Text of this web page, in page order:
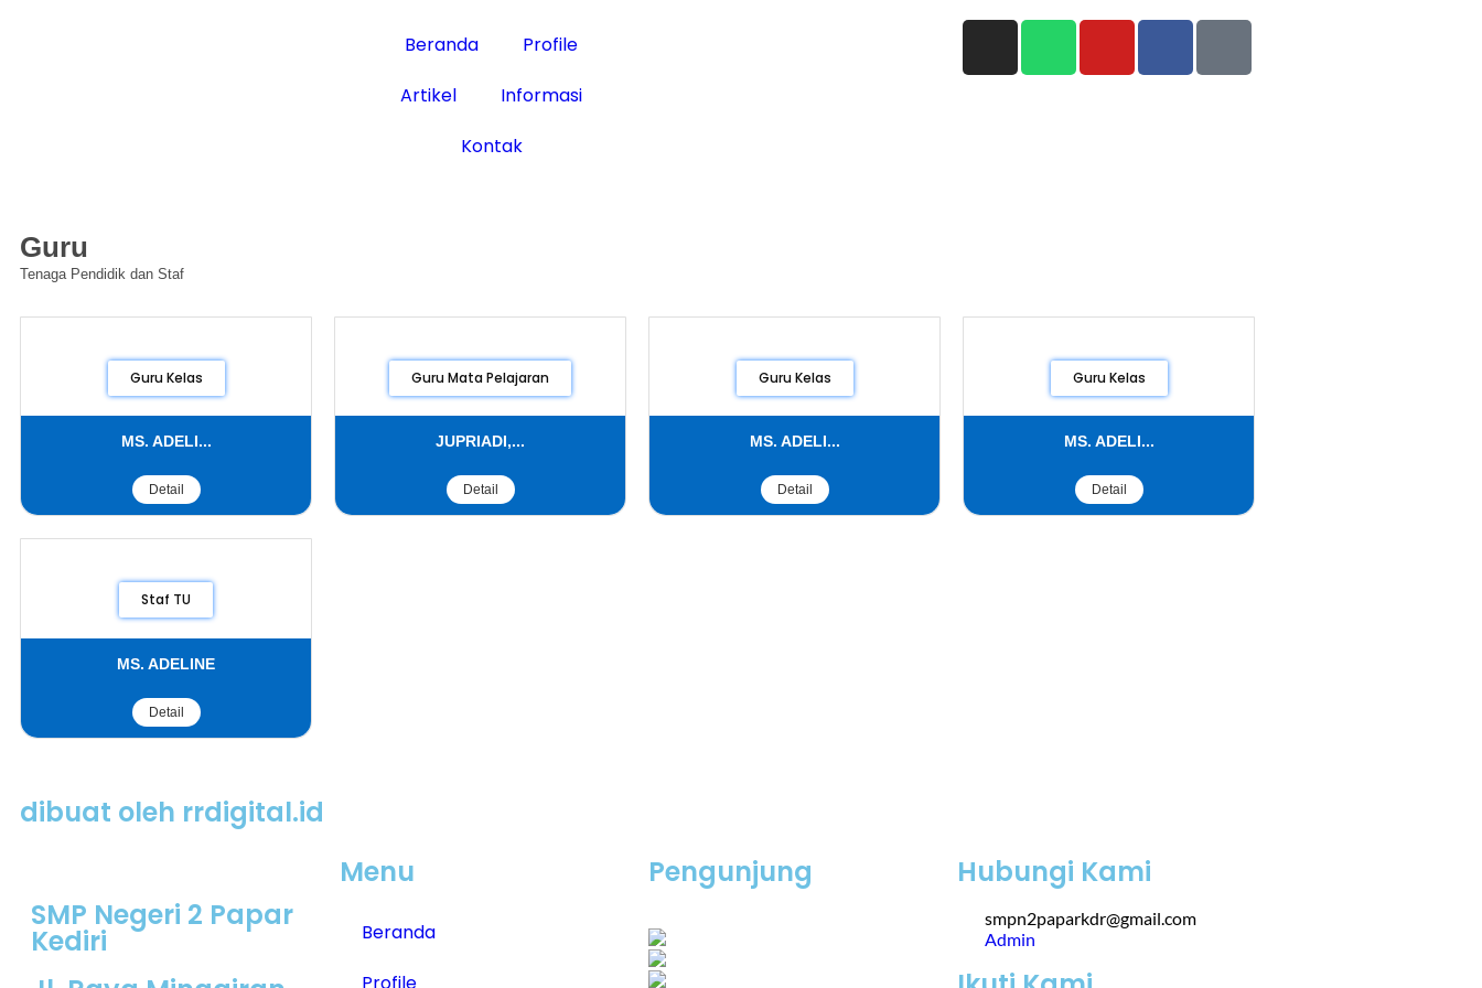
Beranda
Profile
Artikel
Informasi
Kontak
Guru
Tenaga Pendidik dan Staf
Guru Kelas
MS. ADELI...
Detail
Guru Mata Pelajaran
JUPRIADI,...
Detail
Guru Kelas
MS. ADELI...
Detail
Guru Kelas
MS. ADELI...
Detail
Staf TU
MS. ADELINE
Detail
dibuat oleh rrdigital.id
SMP Negeri 2 Papar
Kediri
Menu
Beranda
Profile
Pengunjung Hubungi Kami
smpn2paparkdr@gmail.com
Admin